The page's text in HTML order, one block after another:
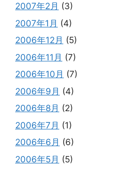
2007年2月 (3)
2007年1月 (4)
2006年12月 (5)
2006年11月 (7)
2006年10月 (7)
2006年9月 (4)
2006年8月 (2)
2006年7月 (1)
2006年6月 (6)
2006年5月 (5)